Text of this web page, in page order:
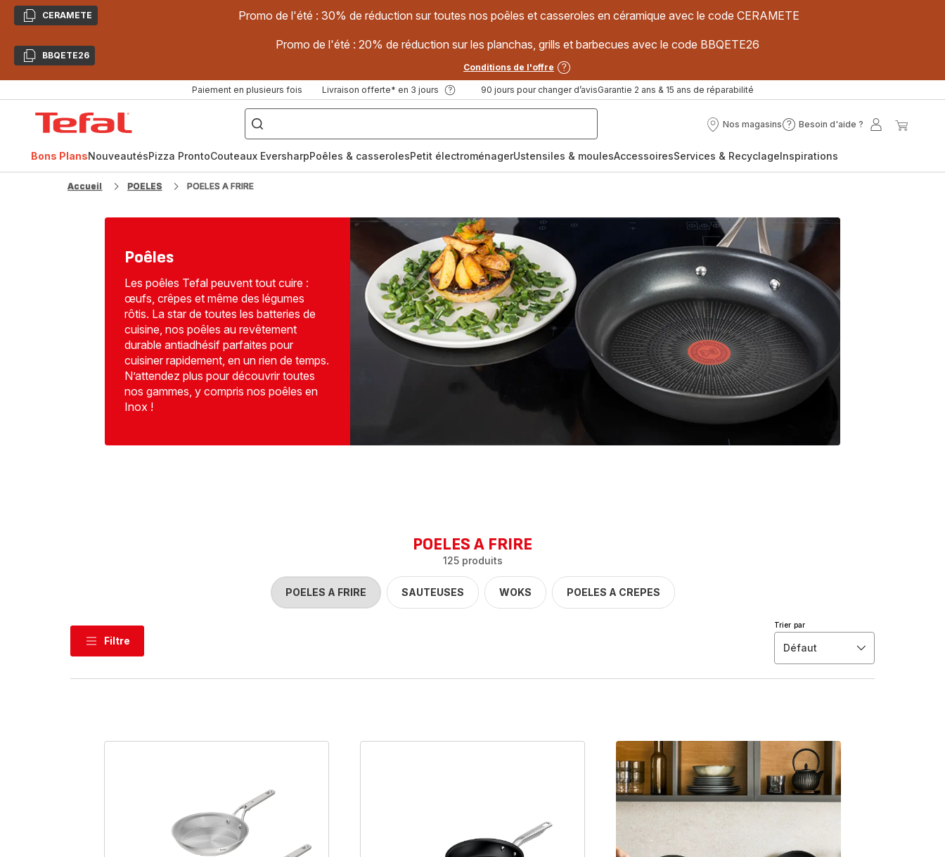
CopierCERAMETE Promo de l'été : 30% de réduction sur toutes nos poêles et casseroles en céramique avec le code CERAMETE
CopierBBQETE26
Promo de l'été : 20% de réduction sur les planchas, grills et barbecues avec le code BBQETE26
Conditions de l'offre
Paiement en plusieurs fois Livraison offerte* en 3 jours 90 jours pour changer d’avisGarantie 2 ans & 15 ans de réparabilité
["Poêles
inox,
Cake
Factory,
Nos magasins
Nos
Besoin d'aide ?
Besoin
?
Mon
Bons PlansNouveautésPizza ProntoCouteaux EversharpPoêles & casserolesPetit électroménagerUstensiles & moulesAccessoiresServices & RecyclageInspirations
Accueil POELES POELES A FRIRE
Poêles
Les poêles Tefal peuvent tout cuire :
œufs, crêpes et même des légumes
rôtis. La star de toutes les batteries de
cuisine, nos poêles au revêtement
durable antiadhésif parfaites pour
cuisiner rapidement, en un rien de temps.
N’attendez plus pour découvrir toutes
nos gammes, y compris nos poêles en
Inox !
POELES A FRIRE
125 produits
POELES A FRIRE SAUTEUSES WOKS POELES A CREPES
Trier par
Défaut
Filtre